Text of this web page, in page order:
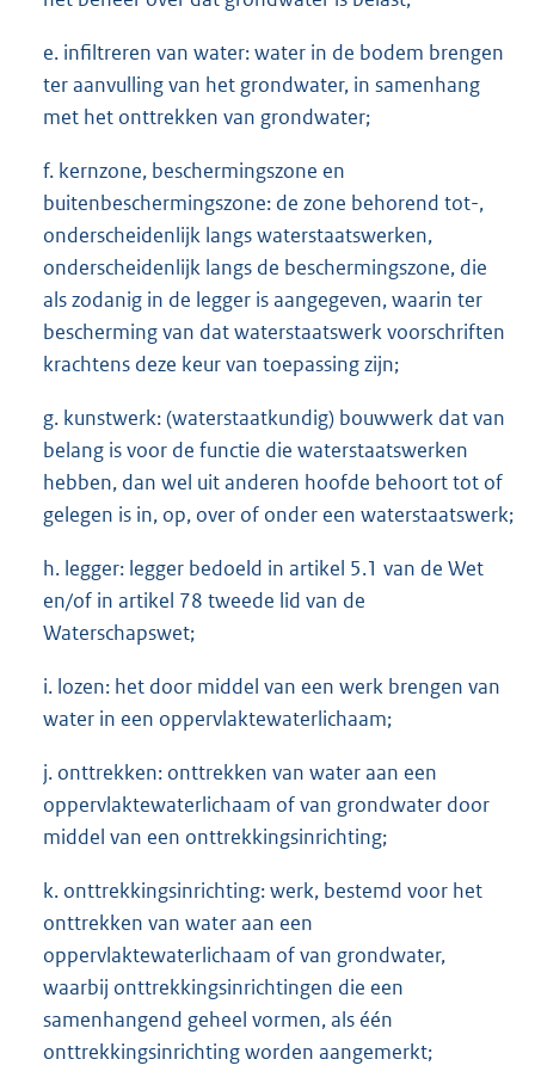
e. infiltreren van water: water in de bodem brengen
ter aanvulling van het grondwater, in samenhang
met het onttrekken van grondwater;
f. kernzone, beschermingszone en
buitenbeschermingszone: de zone behorend tot-,
onderscheidenlijk langs waterstaatswerken,
onderscheidenlijk langs de beschermingszone, die
als zodanig in de legger is aangegeven, waarin ter
bescherming van dat waterstaatswerk voorschriften
krachtens deze keur van toepassing zijn;
g. kunstwerk: (waterstaatkundig) bouwwerk dat van
belang is voor de functie die waterstaatswerken
hebben, dan wel uit anderen hoofde behoort tot of
gelegen is in, op, over of onder een waterstaatswerk;
h. legger: legger bedoeld in artikel 5.1 van de Wet
en/of in artikel 78 tweede lid van de
Waterschapswet;
i. lozen: het door middel van een werk brengen van
water in een oppervlaktewaterlichaam;
j. onttrekken: onttrekken van water aan een
oppervlaktewaterlichaam of van grondwater door
middel van een onttrekkingsinrichting;
k. onttrekkingsinrichting: werk, bestemd voor het
onttrekken van water aan een
oppervlaktewaterlichaam of van grondwater,
waarbij onttrekkingsinrichtingen die een
samenhangend geheel vormen, als één
onttrekkingsinrichting worden aangemerkt;